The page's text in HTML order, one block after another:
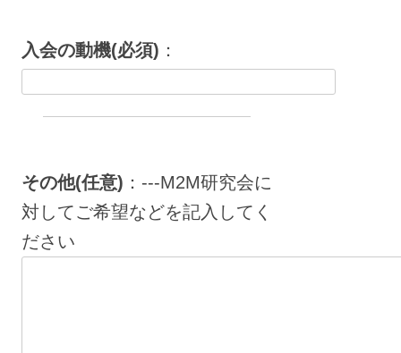
入会の動機(必須) ：
その他(任意) ：---M2M研究会に
対してご希望などを記入してく
ださい